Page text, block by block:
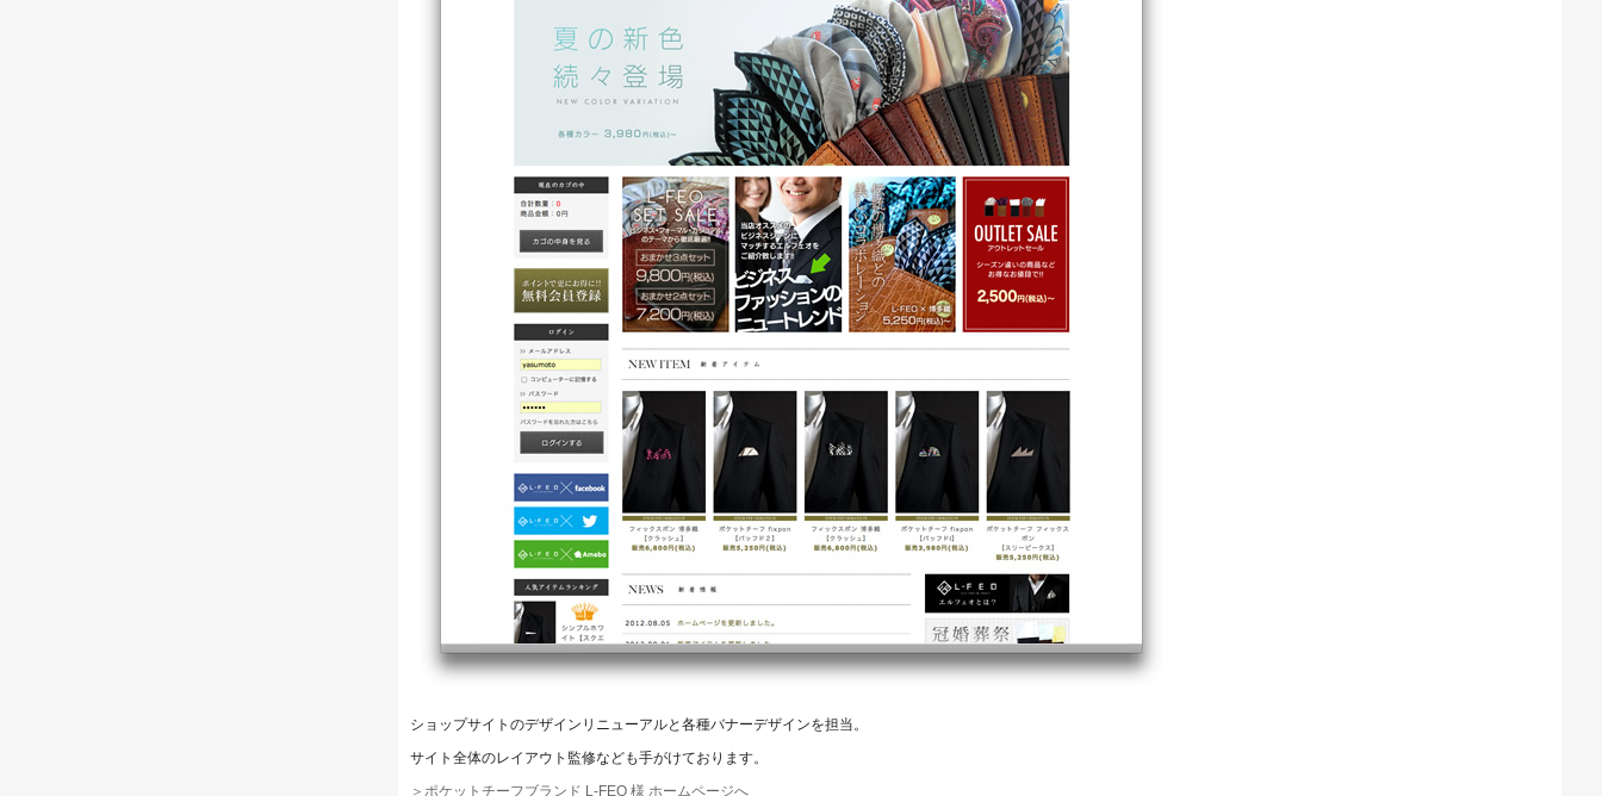
ショップサイトのデザインリニューアルと各種バナーデザインを担当。
サイト全体のレイアウト監修なども手がけております。
＞ ポケットチーフブランド L-FEO 様 ホームページへ